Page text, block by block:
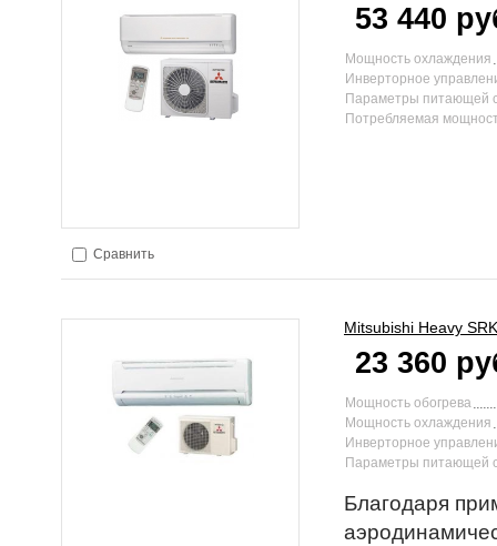
Сравнить
53 440
Мощность охлаждения
Инверторное
Параметры питающей
Потребляемая
Mitsubishi Heavy
23 360
Мощность обогрева
Мощность охлаждения
Инверторное
Параметры питающей
Благодаря